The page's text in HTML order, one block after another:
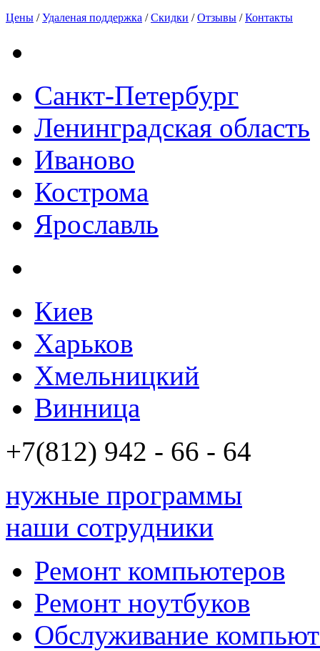
Цены /Удаленая поддержка /Скидки /Отзывы /Контакты
Санкт-Петербург
Ленинградская область
Иваново
Кострома
Ярославль
Киев
Харьков
Хмельницкий
Винница
+7(812) 942 - 66 - 64
нужные программы
наши сотрудники
Ремонт компьютеров
Ремонт ноутбуков
Обслуживание